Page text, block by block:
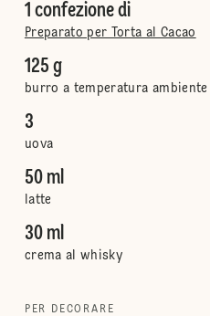
1 confezione di
Preparato per Torta al Cacao
125 g
burro a temperatura ambiente
3
uova
50 ml
latte
30 ml
crema al whisky
PER DECORARE